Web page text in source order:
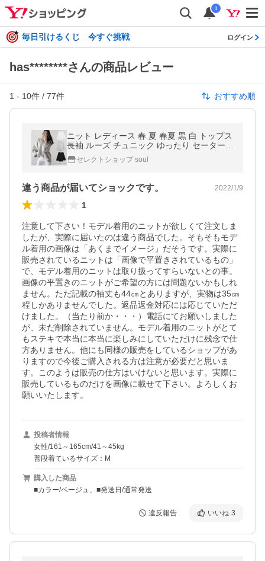
i
毎日引けるくじ 今すぐ挑戦 ログイン
has********さんの商品レビュー
1 - 10件 / 77件 おすすめ順
ニット レディース 春 夏 春夏 黒 白 トップス
長袖 ルーズ チュニック ゆったり セーター
オーバーサイズ ブラック ホワイト ベージュ
20代 30代
セレクトショップ soul
違う商品が届いてショックです。 2022/1/9
1
注意して下さい！モデル着用のニットが欲しくて注文しま
したが、実際に届いたのは違う商品でした。そもそもモデ
ル着用の画像は「あくまでイメージ」だそうです。実際に
販売されているニットは「画像で平置きされているもの」
で、モデル着用のニットは取り扱ってすらいないとの事。
画像の平置きのニットがご希望の方には問題ないかもしれ
ません。ただ記載の袖丈も44㎝とありますが、実物は35㎝
程しかありませんでした。返品返金対応には応じていただ
けました。（当たり前か・・・）電話にてお願いしました
が、未だ削除されていません。モデル着用のニットがとて
もステキで本当に本当に楽しみにしていただけに残念で仕
方ありません。他にも同様の販売をしているショップがあ
りますので今後ご購入される方は注意が必要だと思いま
す。このようは販売の仕方はいけないと思います。実際に
販売しているものだけを画像に載せて下さい。よろしくお
願いいたします。
投稿者情報
女性/161～165cm/41～45kg
普段着ているサイズ：M
購入した商品
■カラー/ベージュ、■発送日/通常発送
違反報告 いいね 3